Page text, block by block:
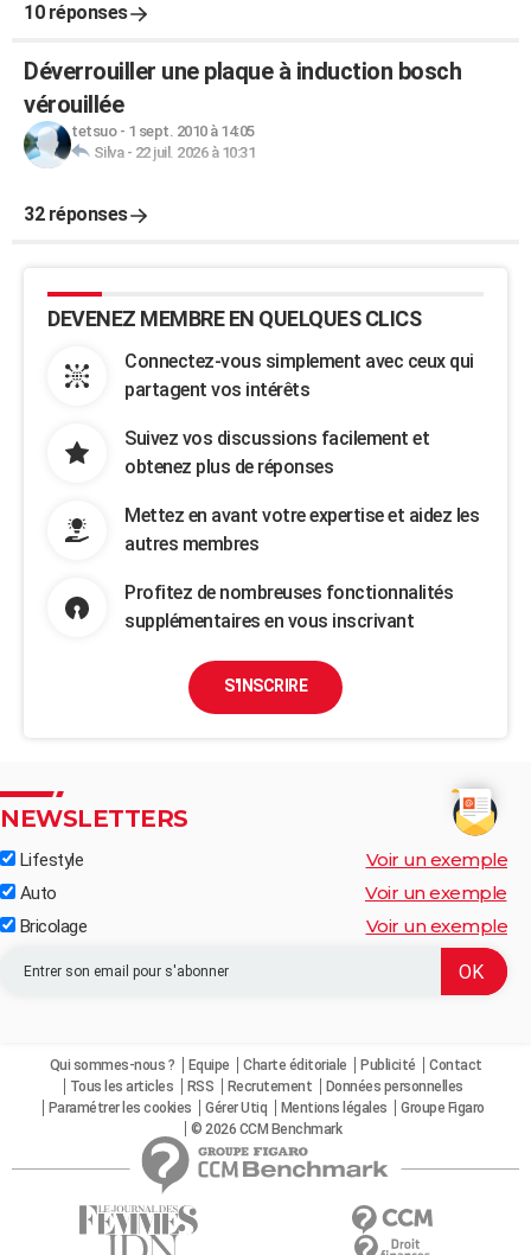
10 réponses
Déverrouiller une plaque à induction bosch
vérouillée
tetsuo- 1 sept. 2010 à 14:05
Silva- 22 juil. 2026 à 10:31
32 réponses
DEVENEZ MEMBRE EN QUELQUES CLICS
Connectez-vous simplement avec ceux qui
partagent vos intérêts
Suivez vos discussions facilement et
obtenez plus de réponses
Mettez en avant votre expertise et aidez les
autres membres
Profitez de nombreuses fonctionnalités
supplémentaires en vous inscrivant
S'INSCRIRE
NEWSLETTERS
Lifestyle Voir un exemple
Auto Voir un exemple
Bricolage Voir un exemple
Qui sommes-nous ? Equipe Charte éditoriale Publicité
Contact
Tous les articles
RSS Recrutement
Données personnelles
Paramétrer les cookies
Gérer Utiq Mentions légales
Groupe Figaro
© 2026 CCM Benchmark